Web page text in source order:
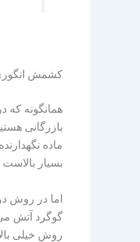
کشمش انگوری
همانگونه که
بازرگانی
ماده
بسیار
اما در روش
گوگرد آتش
روش خیلی